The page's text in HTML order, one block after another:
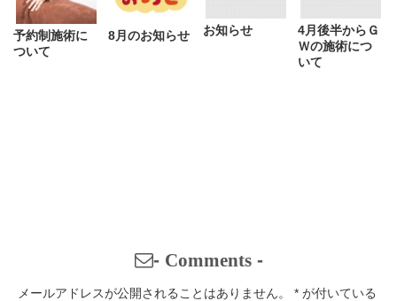
予約制施術に
ついて
8月のお知らせ お知らせ
4月後半からＧ
Ｗの施術につ
いて
- Comments-
メールアドレスが公開されることはありません。 * が付いている